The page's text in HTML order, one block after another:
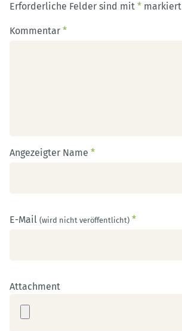
Erforderliche Felder sind mit * markiert
Kommentar *
Angezeigter Name *
E-Mail (wird nicht veröffentlicht) *
Attachment